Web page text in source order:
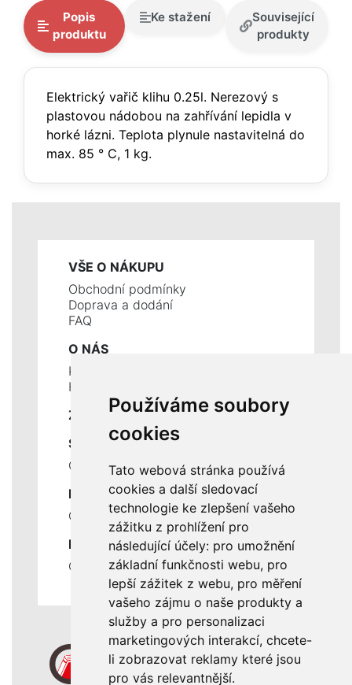
Používáme soubory
cookies
Tato webová stránka používá
cookies a další sledovací
technologie ke zlepšení vašeho
zážitku z prohlížení pro
následující účely: pro umožnění
základní funkčnosti webu, pro
lepší zážitek z webu, pro měření
vašeho zájmu o naše produkty a
služby a pro personalizaci
marketingových interakcí, chcete-
li zobrazovat reklamy které jsou
pro vás relevantnější.
Popis
produktu
Ke stažení
Související
produkty
Elektrický vařič klihu 0.25l. Nerezový s
plastovou nádobou na zahřívání lepidla v
horké lázni. Teplota plynule nastavitelná do
max. 85 ° C, 1 kg.
VŠE O NÁKUPU
Obchodní podmínky
Doprava a dodání
FAQ
O NÁS
Kontakty
Historie a současnost
ZÁKLADNÍ ÚDAJE
SLUŽBY
Ceník servisních prací
DŮLEŽITÉ INFORMACE
Ochrana osobních údajů
RYCHLÉ ODKAZY
Odstoupení od smlouvy